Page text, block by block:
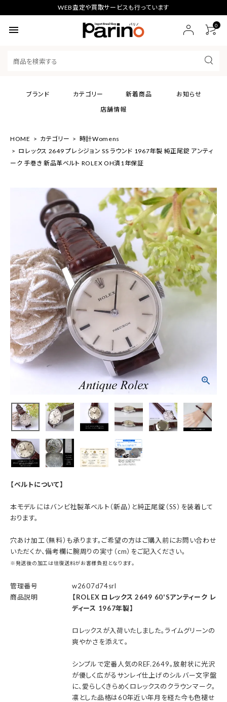
WEB査定や買取サービスも行っています
menu 0
ブランド カテゴリー 新着商品
お知らせ
店舗情報
HOME カテゴリー
時計Womens
ロレックス 2649 プレシジョン SS ラウンド 1967年製 純正尾錠 アンティ
ーク 手巻き 新品革ベルト ROLEX OH済1年保証
【ベルトについて】
本モデルにはバンビ社製革ベルト（新品）と純正尾錠（SS）を装着して
おります。
穴あけ加工（無料）も承ります。ご希望の方はご購入前にお問い合わせ
いただくか、備考欄に腕周りの実寸（cm）をご記入ください。
※発送後の加工は往復送料がお客様負担となります。
管理番号
w2607d74srl
商品説明
【ROLEX ロレックス 2649 60'Sアンティーク レ
ディース 1967年製】
ロレックスが入荷いたしました。ライムグリーンの
爽やかさを添えて。
シンプルで定番人気のREF.2649。放射状に光沢
が優しく広がるサンレイ仕上げのシルバー文字盤
に、愛らしくきらめくロレックスのクラウンマーク。
凛とした品格は60年近い年月を経た今も色褪せ